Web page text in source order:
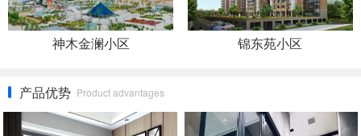
神木金澜小区 锦东苑小区
产品优势 Product advantages